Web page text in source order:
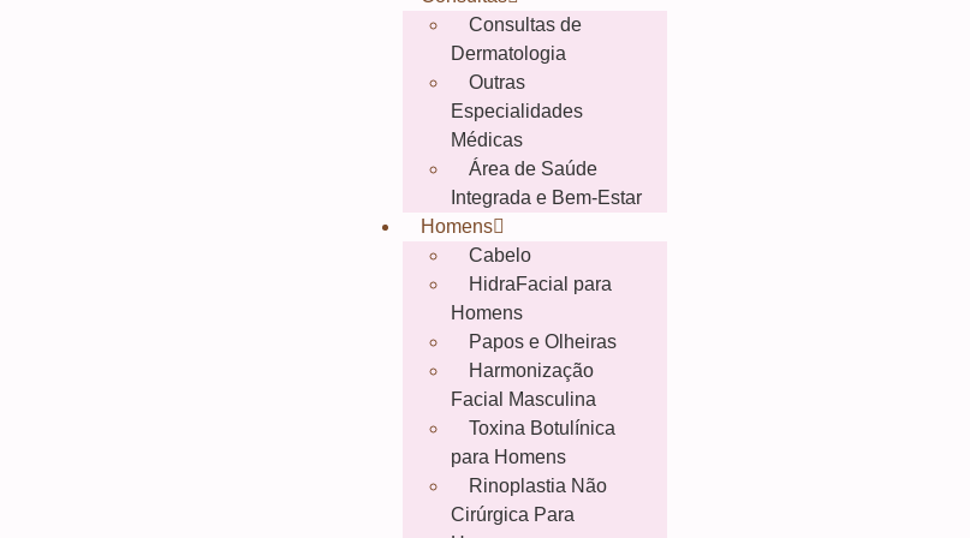
Consultas de
Dermatologia
Outras
Especialidades
Médicas
Área de Saúde
Integrada e Bem-Estar
Homens
Cabelo
HidraFacial para
Homens
Papos e Olheiras
Harmonização
Facial Masculina
Toxina Botulínica
para Homens
Rinoplastia Não
Cirúrgica Para